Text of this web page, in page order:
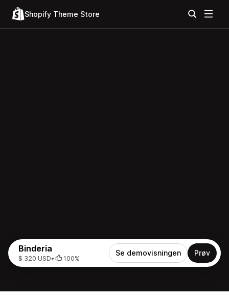
Shopify Theme Store
Binderia
$ 320 USD• 100%
Se demovisningen Prøv